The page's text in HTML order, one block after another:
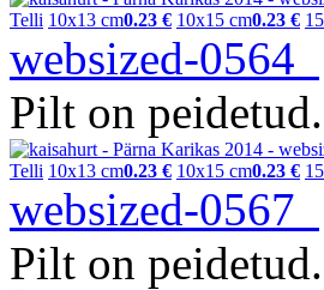
Telli 10x13 cm0.23 € 10x15 cm0.23 €
websized-0564
Pilt on peidetud.
Telli 10x13 cm0.23 € 10x15 cm0.23 €
websized-0567
Pilt on peidetud.